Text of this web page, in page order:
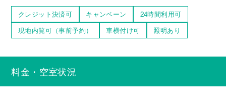
クレジット決済可 キャンペーン
24時間利用可
現地内覧可（事前予約）
車横付け可 照明あり
料金・空室状況